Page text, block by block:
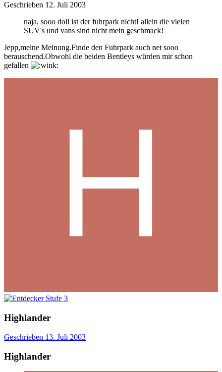
Geschrieben 12. Juli 2003
naja, sooo doll ist der fuhrpark nicht! allein die vielen
SUV's und vans sind nicht mein geschmack!
Jepp,meine Meinung.Finde den Fuhrpark auch net sooo
berauschend.Obwohl die beiden Bentleys würden mir schon
gefallen
Highlander
Geschrieben 13. Juli 2003
Highlander